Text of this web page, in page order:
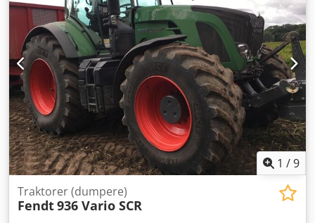
1 /9
Traktorer (dumpere)
Fendt936 Vario SCR